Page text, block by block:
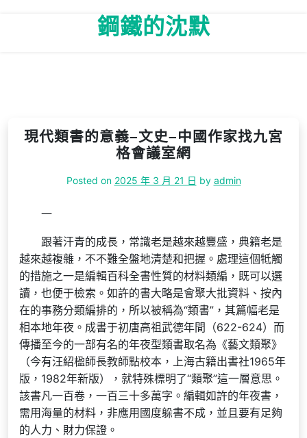
鋼鐵的沈默
現代類書的意義–文史–中國作家找九宮
格會議室網
Posted on 2025 年 3 月 21 日 by admin
一
跟著汗青的成長，常識老是越來越豐盛，典籍老是
越來越複雜，不不難全盤地清楚和把握。處理這個牴觸
的措施之一是編輯百科全書性質的材料類編，既可以選
讀，也便于檢索。如許的書大略是會聚大批資料、按內
在的事務分類編排的，所以被稱為“類書”，其篇幅老是
相本地年夜。成書于初唐高祖武德年間（622-624）而
傳播至今的一部有名的年夜型類書取名為《藝文類聚》
（今有汪紹楹師長教師點校本，上海古籍出書社1965年
版，1982年新版），就特殊標明了“類聚”這一層意思。
該書凡一百卷，一百三十多萬字。編輯如許的年夜書，
需用海量的材料，非應用國度躲書不成，並且要有足夠
的人力、財力保證。